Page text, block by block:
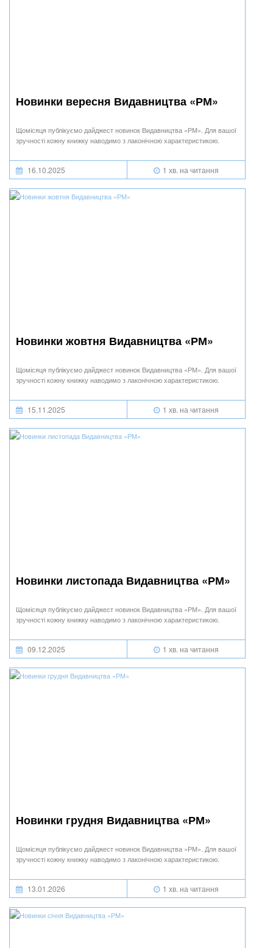
Новинки вересня Видавництва «РМ»
Щомісяця публікуємо дайджест новинок Видавництва «РМ». Для вашої
зручності кожну книжку наводимо з лаконічною характеристикою.
16.10.2025 1 хв. на читання
Новинки жовтня Видавництва «РМ»
Щомісяця публікуємо дайджест новинок Видавництва «РМ». Для вашої
зручності кожну книжку наводимо з лаконічною характеристикою.
15.11.2025 1 хв. на читання
Новинки листопада Видавництва «РМ»
Щомісяця публікуємо дайджест новинок Видавництва «РМ». Для вашої
зручності кожну книжку наводимо з лаконічною характеристикою.
09.12.2025 1 хв. на читання
Новинки грудня Видавництва «РМ»
Щомісяця публікуємо дайджест новинок Видавництва «РМ». Для вашої
зручності кожну книжку наводимо з лаконічною характеристикою.
13.01.2026 1 хв. на читання